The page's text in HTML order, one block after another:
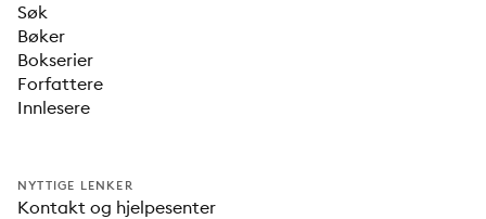
Søk
Bøker
Bokserier
Forfattere
Innlesere
NYTTIGE LENKER
Kontakt og hjelpesenter